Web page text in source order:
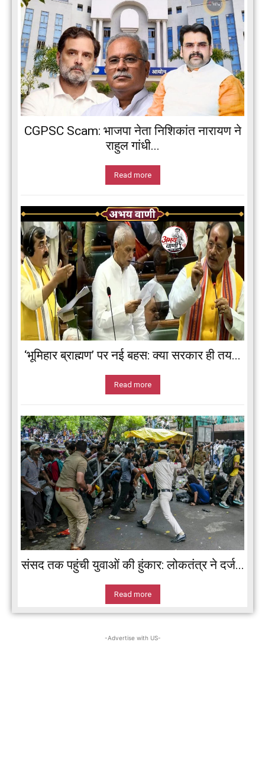
CGPSC Scam: भाजपा नेता निशिकांत नारायण ने
राहुल गांधी...
Read more
‘भूमिहार ब्राह्मण’ पर नई बहस: क्या सरकार ही तय...
Read more
संसद तक पहुंची युवाओं की हुंकार: लोकतंत्र ने दर्ज...
Read more
-Advertise with US-